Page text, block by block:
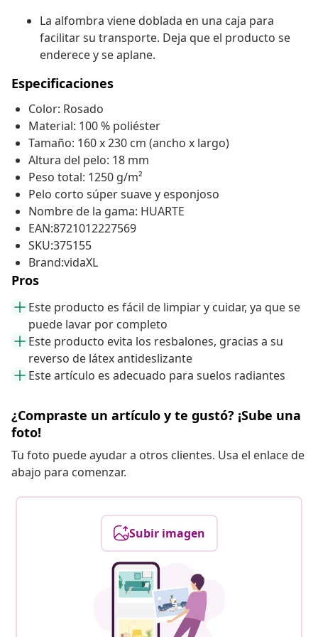
La alfombra viene doblada en una caja para
facilitar su transporte. Deja que el producto se
enderece y se aplane.
Especificaciones
Color: Rosado
Material: 100 % poliéster
Tamaño: 160 x 230 cm (ancho x largo)
Altura del pelo: 18 mm
Peso total: 1250 g/m²
Pelo corto súper suave y esponjoso
Nombre de la gama: HUARTE
EAN:8721012227569
SKU:375155
Brand:vidaXL
Pros
Este producto es fácil de limpiar y cuidar, ya que se
puede lavar por completo
Este producto evita los resbalones, gracias a su
reverso de látex antideslizante
Este artículo es adecuado para suelos radiantes
¿Compraste un artículo y te gustó? ¡Sube una
foto!
Tu foto puede ayudar a otros clientes. Usa el enlace de
abajo para comenzar.
Subir imagen